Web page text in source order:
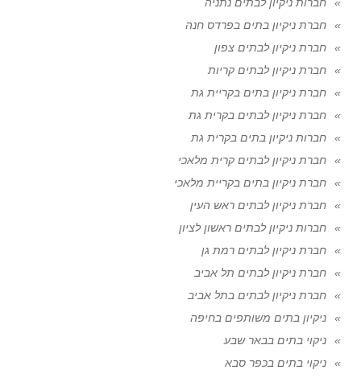
חברת ניקיון בתים בפרדס חנה
חברת ניקיון לבתים צפון
חברת ניקיון לבתים קריות
חברת ניקיון בתים בקריית גת
חברת ניקיון לבתים בקרית גת
חברות ניקיון בתים בקרית גת
חברת ניקיון לבתים קרית מלאכי
חברת ניקיון בתים בקריית מלאכי
חברת ניקיון לבתים ראש העין
חברות ניקיון לבתים ראשון לציון
חברת ניקיון לבתים רמת גן
חברת ניקיון לבתים תל אביב
חברת ניקיון לבתים בתל אביב
ניקיון בתים משותפים בחיפה
ניקוי בתים בבאר שבע
ניקוי בתים בכפר סבא